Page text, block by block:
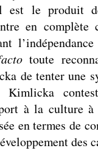
est le produit
en complète
toute
de tenter une
à la culture
en termes de
des